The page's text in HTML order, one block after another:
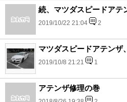
続、マツダスピードアテ
2019/10/22 21:04 2
マツダスピードアテンザ
2019/10/8 21:21 1
アテンザ修理の巻